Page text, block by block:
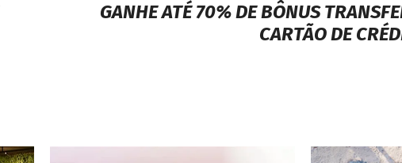
GANHE ATÉ 70% DE BÔNUS
CARTÃO DE